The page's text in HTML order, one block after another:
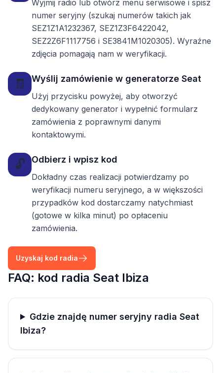
Wyjmij radio lub otwórz menu serwisowe i spisz
numer seryjny (szukaj numerów takich jak
SEZ1Z1A1232367, SEZ1Z3F6422042,
SEZ2Z6F1117756 i SE3841M1020305). Wyraźne
zdjęcia pomagają nam w weryfikacji.
🧾 Wyślij zamówienie w generatorze Seat
Użyj przycisku powyżej, aby otworzyć
dedykowany generator i wypełnić formularz
zamówienia z poprawnymi danymi
kontaktowymi.
🔓 Odbierz i wpisz kod
Dokładny czas realizacji potwierdzamy po
weryfikacji numeru seryjnego, a w większości
przypadków kod dostarczamy natychmiast
(gotowe w kilka minut) po opłaceniu
zamówienia.
Uzyskaj kod radia
FAQ: kod radia Seat Ibiza
Gdzie znajdę numer seryjny radia Seat
Ibiza?